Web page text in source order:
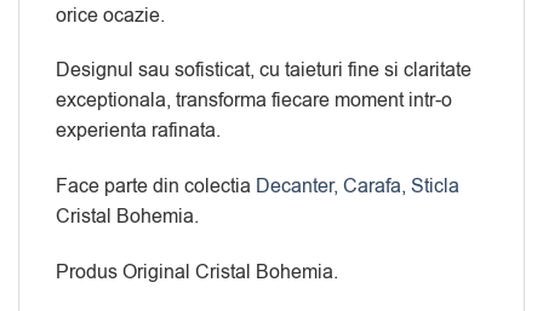
orice ocazie.
Designul sau sofisticat, cu taieturi fine si claritate
exceptionala, transforma fiecare moment intr-o
experienta rafinata.
Face parte din colectia Decanter, Carafa, Sticla
Cristal Bohemia.
Produs Original Cristal Bohemia.